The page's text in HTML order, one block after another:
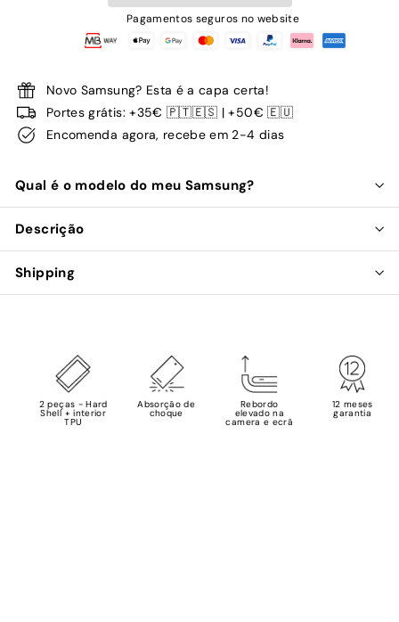
Pagamentos seguros no website
Novo Samsung? Esta é a capa certa!
Portes grátis: +35€ 🇵🇹🇪🇸 | +50€ 🇪🇺
Encomenda agora, recebe em 2-4 dias
Qual é o modelo do meu Samsung?
Descrição
Shipping
2 peças - Hard
Shell + interior
TPU
Absorção de
choque
Rebordo
elevado na
camera e ecrã
12 meses
garantia